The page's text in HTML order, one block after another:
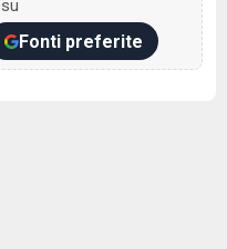
Fonti preferite